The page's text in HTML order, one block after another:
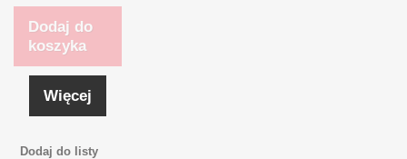
Dodaj do
koszyka
Więcej
Dodaj do listy